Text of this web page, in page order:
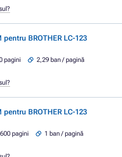
BROTHER LC-123
pagini
2,29 ban / pagină
BROTHER LC-123
600 pagini
1 ban / pagină